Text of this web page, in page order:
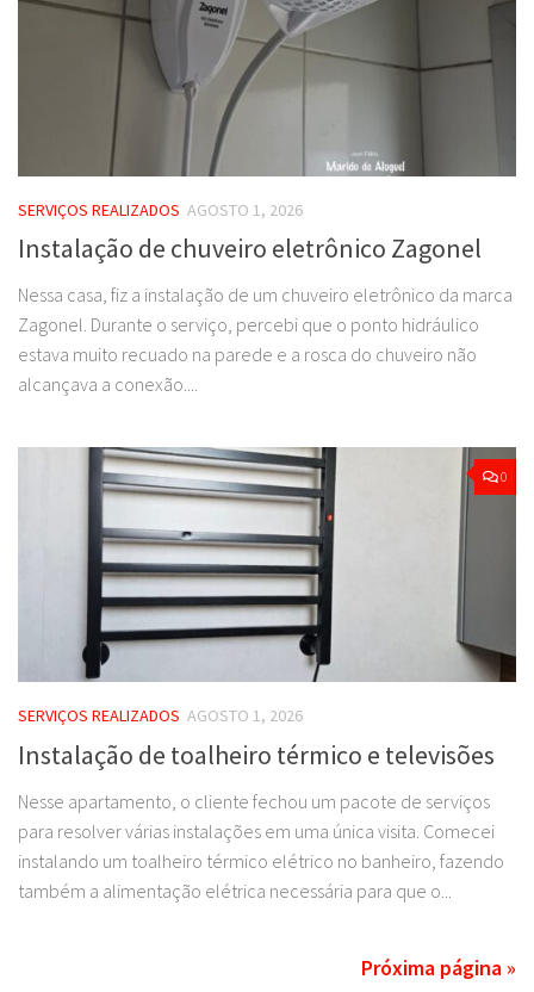
SERVIÇOS REALIZADOS AGOSTO 1, 2026
Instalação de chuveiro eletrônico Zagonel
Nessa casa, fiz a instalação de um chuveiro eletrônico da marca
Zagonel. Durante o serviço, percebi que o ponto hidráulico
estava muito recuado na parede e a rosca do chuveiro não
alcançava a conexão....
0
SERVIÇOS REALIZADOS AGOSTO 1, 2026
Instalação de toalheiro térmico e televisões
Nesse apartamento, o cliente fechou um pacote de serviços
para resolver várias instalações em uma única visita. Comecei
instalando um toalheiro térmico elétrico no banheiro, fazendo
também a alimentação elétrica necessária para que o...
Próxima página »